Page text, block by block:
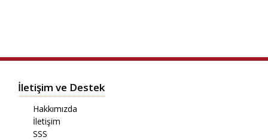
İletişim ve Destek
Hakkımızda
İletişim
SSS